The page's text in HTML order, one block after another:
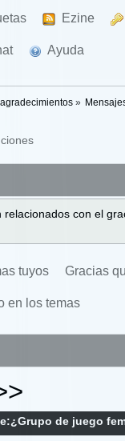
Ezine
Ayuda
»
relacionados con el
tuyos Gracias
en los temas
de juego